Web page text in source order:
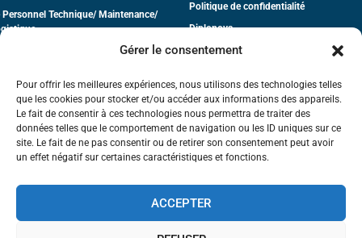
Gérer le consentement
Pour offrir les meilleures expériences, nous utilisons des technologies telles
que les cookies pour stocker et/ou accéder aux informations des appareils.
Le fait de consentir à ces technologies nous permettra de traiter des
données telles que le comportement de navigation ou les ID uniques sur ce
site. Le fait de ne pas consentir ou de retirer son consentement peut avoir
un effet négatif sur certaines caractéristiques et fonctions.
ACCEPTER
Personnel Technique/ Maintenance/
Politique de confidentialité
Diplonova
CGV
au titre de la catégorie d'action suivante :
Actions de formation